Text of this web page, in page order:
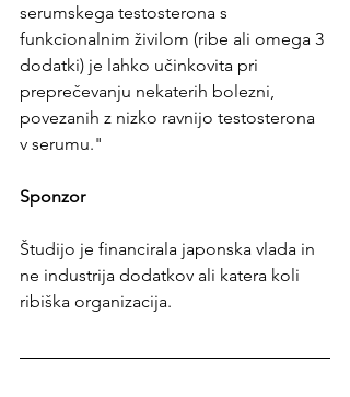
serumskega testosterona s
funkcionalnim živilom (ribe ali omega 3
dodatki) je lahko učinkovita pri
preprečevanju nekaterih bolezni,
povezanih z nizko ravnijo testosterona
v serumu."
Sponzor
Študijo je financirala japonska vlada in
ne industrija dodatkov ali katera koli
ribiška organizacija.